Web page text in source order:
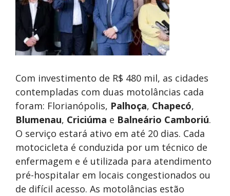
Com investimento de R$ 480 mil, as cidades
contempladas com duas motolâncias cada
foram: Florianópolis, Palhoça, Chapecó,
Blumenau, Criciúma e Balneário Camboriú.
O serviço estará ativo em até 20 dias. Cada
motocicleta é conduzida por um técnico de
enfermagem e é utilizada para atendimento
pré-hospitalar em locais congestionados ou
de difícil acesso. As motolâncias estão